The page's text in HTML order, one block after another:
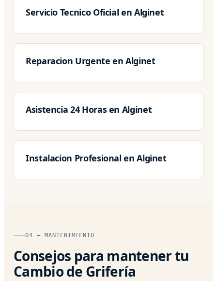
Servicio Tecnico Oficial en Alginet
Reparacion Urgente en Alginet
Asistencia 24 Horas en Alginet
Instalacion Profesional en Alginet
04 — MANTENIMIENTO
Consejos para mantener tu
Cambio de Grifería